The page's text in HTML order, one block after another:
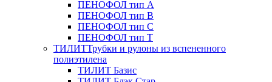
ПЕНОФОЛ тип А
ПЕНОФОЛ тип B
ПЕНОФОЛ тип C
ПЕНОФОЛ тип T
ТИЛИТТрубки и рулоны из вспененного
полиэтилена
ТИЛИТ Базис